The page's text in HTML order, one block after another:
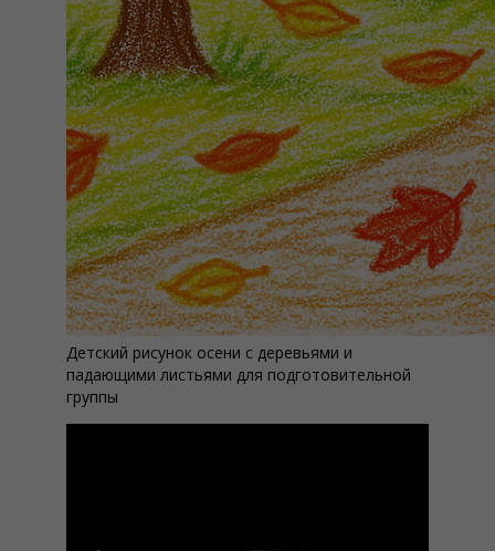
Детский рисунок осени с деревьями и
падающими листьями для подготовительной
группы